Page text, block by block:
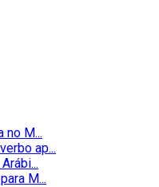
no M...
ap...
M...